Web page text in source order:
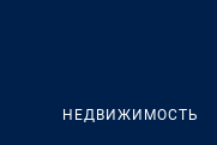
НЕДВИЖИМОСТЬ